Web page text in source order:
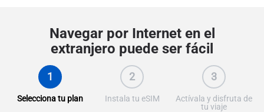
Navegar por Internet en el
extranjero puede ser fácil
1
Selecciona tu plan
2
Instala tu eSIM
3
Actívala y disfruta de
tu viaje